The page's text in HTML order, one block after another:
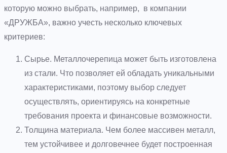
которую можно выбрать, например, в компании
«ДРУЖБА», важно учесть несколько ключевых
критериев:
Сырье. Металлочерепица может быть изготовлена
из стали. Что позволяет ей обладать уникальными
характеристиками, поэтому выбор следует
осуществлять, ориентируясь на конкретные
требования проекта и финансовые возможности.
Толщина материала. Чем более массивен металл,
тем устойчивее и долговечнее будет построенная